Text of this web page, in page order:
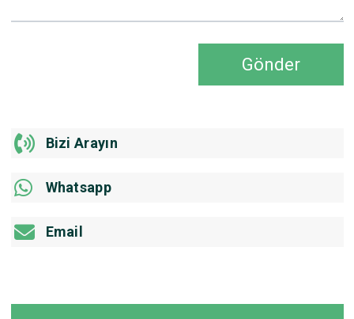
Gönder
Bizi Arayın
Whatsapp
Email